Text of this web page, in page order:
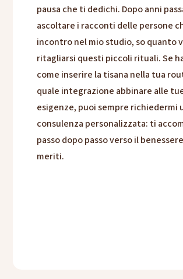
pausa che ti dedichi. Dopo anni
ascoltare i racconti delle persone
incontro nel mio studio, so quanto
ritagliarsi questi piccoli rituali. Se
come inserire la tisana nella tua
quale integrazione abbinare alle
esigenze, puoi sempre richiedermi
consulenza personalizzata: ti
passo dopo passo verso il
meriti.